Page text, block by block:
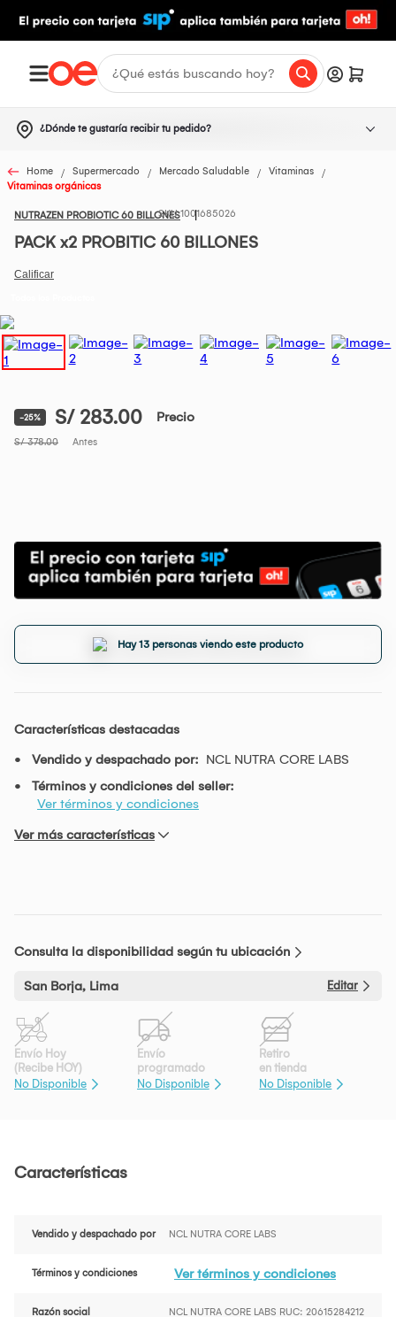
¿Dónde te gustaría recibir tu pedido?
Home Supermercado Mercado Saludable
Vitaminas
Vitaminas orgánicas
NUTRAZEN PROBIOTIC 60 BILLONES1001685026
PACK x2 PROBITIC 60 BILLONES
-25% S/ 283.00 Precio
S/ 378.00 Antes
Hay 13 personas viendo este producto
Características destacadas
Vendido y despachado por: NCL NUTRA CORE LABS
Términos y condiciones del seller:
Ver términos y condiciones
Ver más características
Consulta la disponibilidad según tu ubicación
San Borja, Lima Editar
Envío Hoy
(Recibe HOY)
No Disponible
Envío
programado
No Disponible
Retiro
en tienda
No Disponible
Características
Vendido y despachado por NCL NUTRA CORE LABS
Términos y condiciones Ver términos y condiciones
Razón social NCL NUTRA CORE LABS RUC: 20615284212